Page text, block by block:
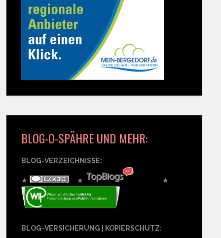
BLOG-O-SPÄHRE UND MEHR:
BLOG-VERZEICHNISSE:
★ ★ ★
BLOG-VERSICHERUNG | KOPIERSCHUTZ: